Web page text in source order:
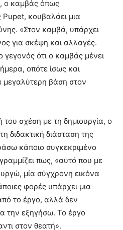
ο καμβάς όπως
Pupet, κουβαλάει μια
«Στον καμβά, υπάρχει
για σκέψη και αλλαγές.
γεγονός ότι ο καμβάς μένει
οπότε ίσως και
μεγαλύτερη βάση στον
σχέση με τη δημιουργία, ο
διδακτική διάσταση της
κάποιο συγκεκριμένο
πως, «αυτό που με
μία σύγχρονη εικόνα
φορές υπάρχει μια
το έργο, αλλά δεν
την εξηγήσω. Το έργο
στον θεατή».